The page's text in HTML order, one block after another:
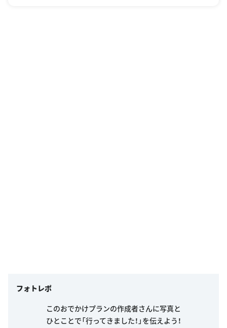
フォトレポ
このおでかけプランの作成者さんに写真と
ひとことで「行ってきました！」を伝えよう！